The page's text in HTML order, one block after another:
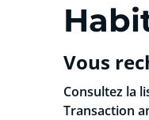
Vous
Consultez la
Transaction